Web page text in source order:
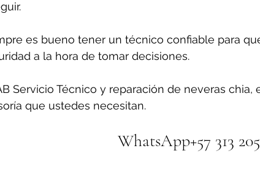
es bueno tener un técnico confiable para
a la hora de tomar decisiones.
Servicio Técnico y reparación de neveras
que ustedes necesitan.
WhatsApp+57 313